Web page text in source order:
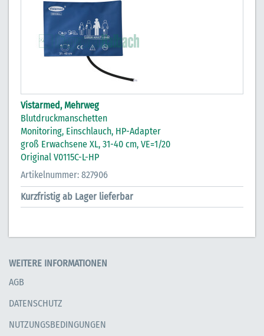
Vistarmed, Mehrweg
Blutdruckmanschetten
Monitoring, Einschlauch, HP-Adapter
groß Erwachsene XL, 31-40 cm, VE=1/20
Original V0115C-L-HP
Artikelnummer: 827906
Kurzfristig ab Lager lieferbar
WEITERE INFORMATIONEN
AGB
DATENSCHUTZ
NUTZUNGSBEDINGUNGEN